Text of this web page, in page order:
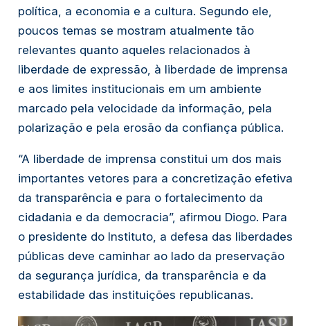
política, a economia e a cultura. Segundo ele,
poucos temas se mostram atualmente tão
relevantes quanto aqueles relacionados à
liberdade de expressão, à liberdade de imprensa
e aos limites institucionais em um ambiente
marcado pela velocidade da informação, pela
polarização e pela erosão da confiança pública.
“A liberdade de imprensa constitui um dos mais
importantes vetores para a concretização efetiva
da transparência e para o fortalecimento da
cidadania e da democracia”, afirmou Diogo. Para
o presidente do Instituto, a defesa das liberdades
públicas deve caminhar ao lado da preservação
da segurança jurídica, da transparência e da
estabilidade das instituições republicanas.